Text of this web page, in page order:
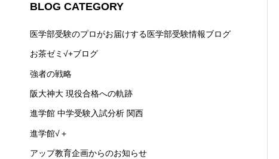
BLOG CATEGORY
医学部受験のプロがお届けする医学部受験情報ブログ
お茶ゼミ√+ブログ
強者の戦略
阪大神大 現役合格への軌跡
進学館 中学受験入試分析 関西
進学館√＋
アップ教育企画からのお知らせ